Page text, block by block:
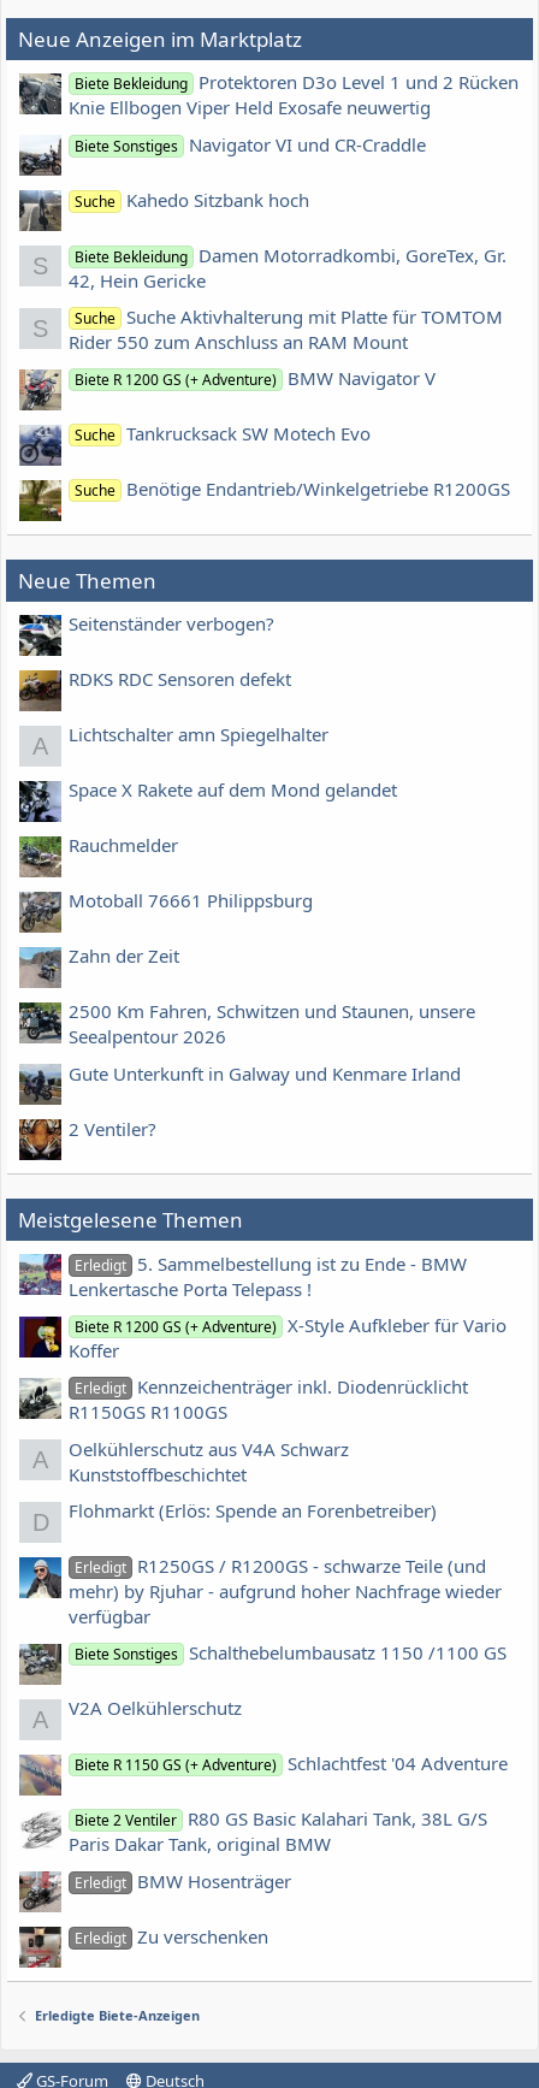
Neue Anzeigen im Marktplatz
Biete Bekleidung Protektoren D3o Level 1 und 2 Rücken
Knie Ellbogen Viper Held Exosafe neuwertig
Biete Sonstiges Navigator VI und CR-Craddle
Suche Kahedo Sitzbank hoch
S Biete Bekleidung Damen Motorradkombi, GoreTex, Gr.
42, Hein Gericke
S Suche Suche Aktivhalterung mit Platte für TOMTOM
Rider 550 zum Anschluss an RAM Mount
Biete R 1200 GS (+ Adventure) BMW Navigator V
Suche Tankrucksack SW Motech Evo
Suche Benötige Endantrieb/Winkelgetriebe R1200GS
Neue Themen
Seitenständer verbogen?
RDKS RDC Sensoren defekt
A Lichtschalter amn Spiegelhalter
Space X Rakete auf dem Mond gelandet
Rauchmelder
Motoball 76661 Philippsburg
Zahn der Zeit
2500 Km Fahren, Schwitzen und Staunen, unsere
Seealpentour 2026
Gute Unterkunft in Galway und Kenmare Irland
2 Ventiler?
Meistgelesene Themen
Erledigt 5. Sammelbestellung ist zu Ende - BMW
Lenkertasche Porta Telepass !
Biete R 1200 GS (+ Adventure) X-Style Aufkleber für Vario
Koffer
Erledigt Kennzeichenträger inkl. Diodenrücklicht
R1150GS R1100GS
A
Oelkühlerschutz aus V4A Schwarz
Kunststoffbeschichtet
D Flohmarkt (Erlös: Spende an Forenbetreiber)
Erledigt R1250GS / R1200GS - schwarze Teile (und
mehr) by Rjuhar - aufgrund hoher Nachfrage wieder
verfügbar
Biete Sonstiges Schalthebelumbausatz 1150 /1100 GS
A V2A Oelkühlerschutz
Biete R 1150 GS (+ Adventure) Schlachtfest '04 Adventure
Biete 2 Ventiler R80 GS Basic Kalahari Tank, 38L G/S
Paris Dakar Tank, original BMW
Erledigt BMW Hosenträger
Erledigt Zu verschenken
Erledigte Biete-Anzeigen
GS-Forum Deutsch